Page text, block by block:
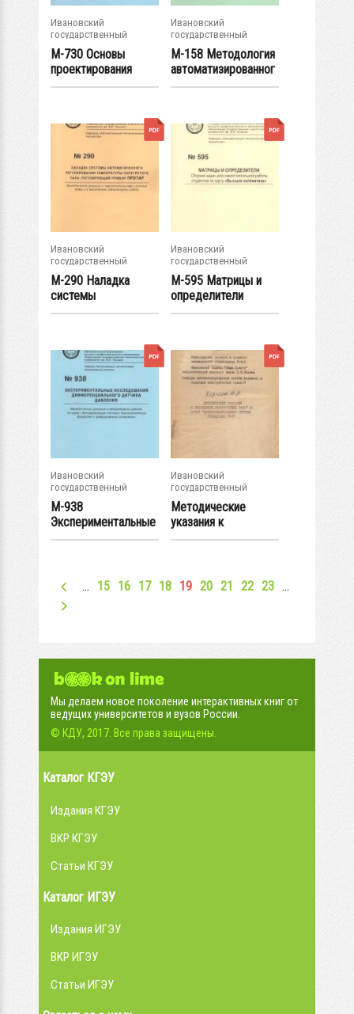
Ивановский
государственный
энергетический...
М-730 Основы
проектирования
АСУТП АЭС
Ивановский
государственный
энергетический...
М-158 Методология
автоматизированног
о...
Ивановский
государственный
энергетический...
М-290 Наладка
системы
автоматического...
Ивановский
государственный
энергетический...
М-595 Матрицы и
определители
Ивановский
государственный
энергетический...
М-938
Экспериментальные
исследования...
Ивановский
государственный
энергетический...
Методические
указания к
выполнению
… 15 16 17 18 19 20 21 22 23 …
Мы делаем новое поколение интерактивных книг от
ведущих университетов и вузов России.
© КДУ, 2017. Все права защищены.
Каталог КГЭУ
Издания КГЭУ
ВКР КГЭУ
Статьи КГЭУ
Каталог ИГЭУ
Издания ИГЭУ
ВКР ИГЭУ
Статьи ИГЭУ